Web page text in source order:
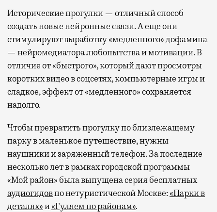
Исторические прогулки — отличный способ
создать новые нейронные связи. А еще они
стимулируют выработку «медленного» дофамина
— нейромедиатора любопытства и мотивации. В
отличие от «быстрого», который дают просмотры
коротких видео в соцсетях, компьютерные игры и
сладкое, эффект от «медленного» сохраняется
надолго.
Чтобы превратить прогулку по близлежащему
парку в маленькое путешествие, нужны
наушники и заряженный телефон. За последние
несколько лет в рамках городской программы
«Мой район» была выпущена серия бесплатных
аудиогидовпо нетуристической Москве:«Парки в
деталях»и«Гуляем по районам».